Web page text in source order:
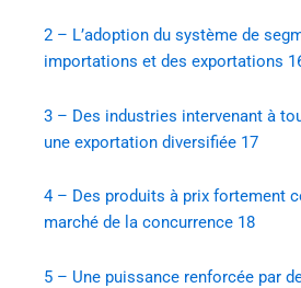
2 – L’adoption du système de
importations et des exportations
3 – Des industries intervenant à
une exportation diversifiée 17
4 – Des produits à prix fortement
marché de la concurrence 18
5 – Une puissance renforcée par